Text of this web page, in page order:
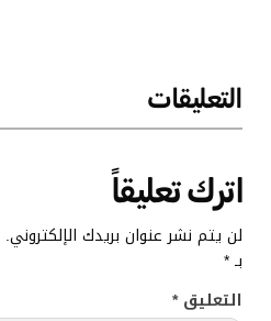
التعليقات
اترك تعليقاً
لن يتم نشر عنوان بريدك الإلكتروني.
بـ*
التعليق*